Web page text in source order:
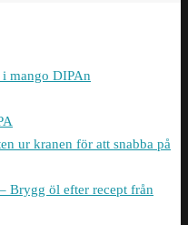
mango DIPAn
ur kranen för att snabba på
Brygg öl efter recept från